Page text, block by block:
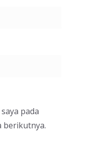
pada
berikutnya.